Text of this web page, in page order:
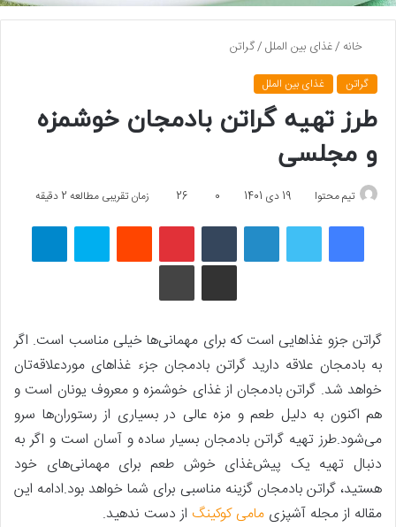
خانه /غذای بین الملل/گراتن
گراتن غذای بین الملل
طرز تهیه گراتن بادمجان خوشمزه
و مجلسی
تیم محتوا 19 دی 1401 0
26 زمان تقریبی مطالعه 2 دقیقه
فیسبوک توییتر لینکداین تامبلر پینتریستReddit اسکایپ تلگرام
اشتراک گذاری با ایمیل
چاپ
گراتن جزو غذاهایی است که برای مهمانی‌ها خیلی مناسب است. اگر
به بادمجان علاقه دارید گراتن بادمجان جزء غذاهای موردعلاقه‌تان
خواهد شد. گراتن بادمجان از غذای خوشمزه و معروف یونان است و
هم اکنون به دلیل طعم و مزه عالی در بسیاری از رستوران‌ها سرو
می‌شود.طرز تهیه گراتن بادمجان بسیار ساده و آسان است و اگر به
دنبال تهیه یک پیش‌غذای خوش طعم برای مهمانی‌های خود
هستید، گراتن بادمجان گزینه مناسبی برای شما خواهد بود.ادامه این
مقاله از مجله آشپزی مامی کوکینگ از دست ندهید.